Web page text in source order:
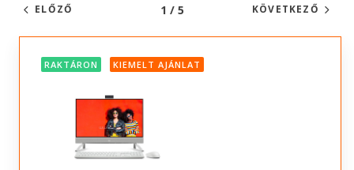
ELŐZŐ 1 / 5 KÖVETKEZŐ
RAKTÁRON KIEMELT AJÁNLAT